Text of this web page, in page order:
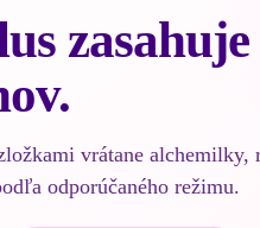
zasahuje
vrátane alchemilky,
odporúčaného režimu.